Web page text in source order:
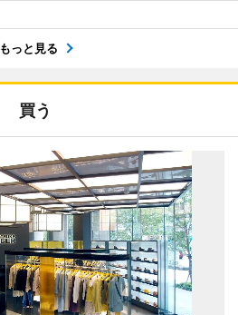
もっと見る
買う